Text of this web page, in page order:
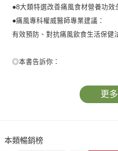
●8大類特選改善痛風食材營養功效
●痛風專科權威醫師專業建議：
有效預防、對抗痛風飲食生活保健
◎本書告訴你：
●為什麼中高齡男性的痛風患者特別
●痛風的人不能吃黃豆和香菇、喝
●哪些是高普林的「危險食物」？
更多
本類暢銷榜